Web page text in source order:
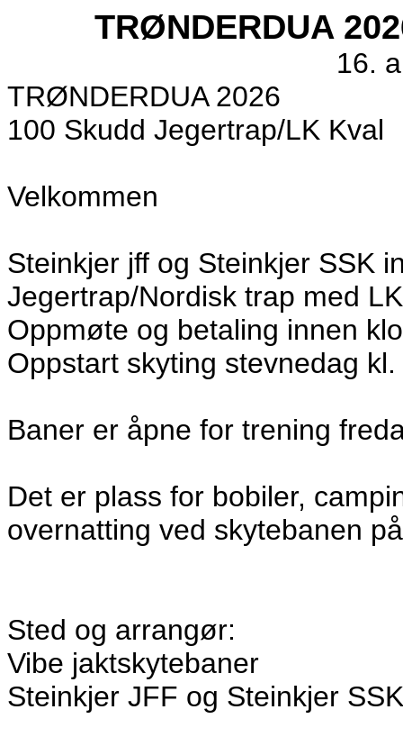
TRØNDERDUA
16.
TRØNDERDUA 2026
100 Skudd Jegertrap/LK Kval
Velkommen
Steinkjer jff og Steinkjer SSK
Jegertrap/Nordisk trap med
Oppmøte og betaling innen
Oppstart skyting stevnedag
Baner er åpne for trening
Det er plass for bobiler,
overnatting ved skytebanen
Sted og arrangør:
Vibe jaktskytebaner
Steinkjer JFF og Steinkjer SSK